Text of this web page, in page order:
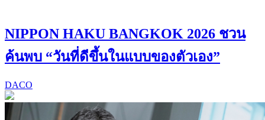
NIPPON HAKU BANGKOK 2026 ชวน
ค้นพบ “วันที่ดีขึ้นในแบบของตัวเอง”
DACO